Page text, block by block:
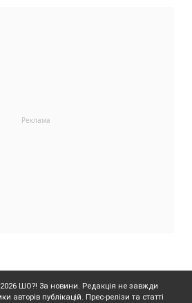
ШО?! За новини. Редакція не завжди
авторів публікацій. Прес-релізи та статті